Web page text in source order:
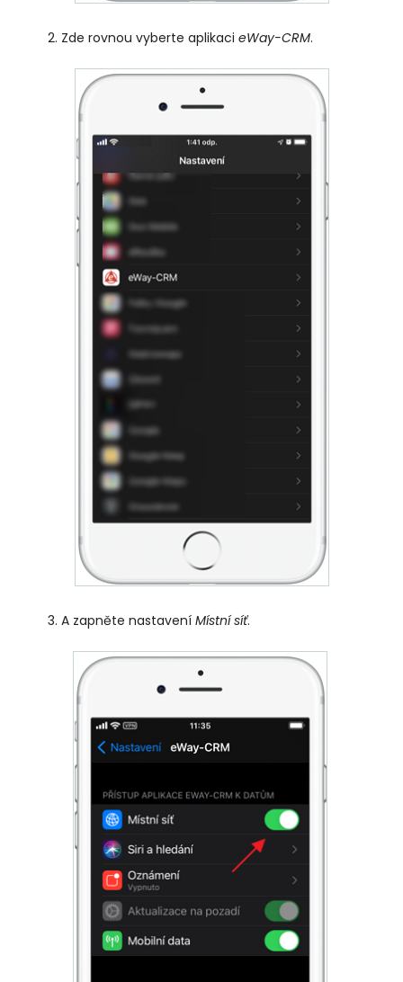
Zde rovnou vyberte aplikaci eWay-CRM.
A zapněte nastavení Místní síť.